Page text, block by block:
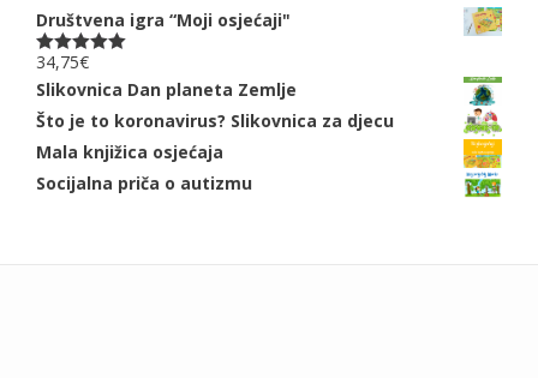
Društvena igra “Moji osjećaji"
Ocjenjeno
5.00
od 5
34,75€
Slikovnica Dan planeta Zemlje
Što je to koronavirus? Slikovnica za djecu
Mala knjižica osjećaja
Socijalna priča o autizmu